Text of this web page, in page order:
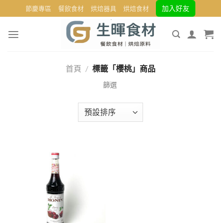
to
content
節慶專區 餐飲食材 烘焙器具 烘焙食材 加入好友
首頁 / 標籤「櫻桃」商品